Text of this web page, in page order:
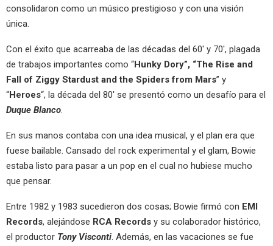
consolidaron como un músico prestigioso y con una visión
única.
Con el éxito que acarreaba de las décadas del 60′ y 70′, plagada
de trabajos importantes como “Hunky Dory”, “The Rise and
Fall of Ziggy Stardust and the Spiders from Mars” y
“Heroes“, la década del 80′ se presentó como un desafío para el
Duque Blanco.
En sus manos contaba con una idea musical, y el plan era que
fuese bailable. Cansado del rock experimental y el glam, Bowie
estaba listo para pasar a un pop en el cual no hubiese mucho
que pensar.
Entre 1982 y 1983 sucedieron dos cosas; Bowie firmó con EMI
Records, alejándose RCA Records y su colaborador histórico,
el productor Tony Visconti. Además, en las vacaciones se fue